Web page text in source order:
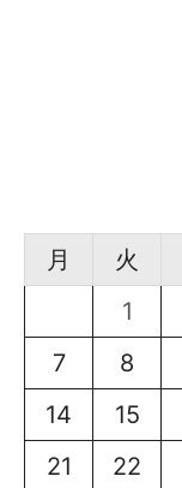
月
火
1
7
8
14
15
21
22